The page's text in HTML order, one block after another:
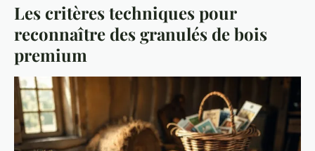
Les critères techniques pour
reconnaître des granulés de bois
premium